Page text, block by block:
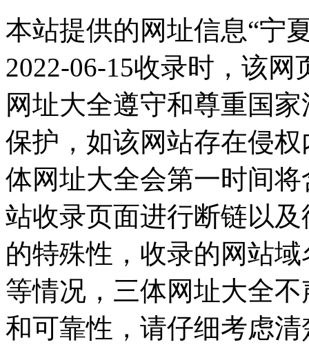
本站提供的网址信息“宁
2022-06-15收录时，该
网址大全遵守和尊重国
保护，如该网站存在侵
体网址大全会第一时间
站收录页面进行断链以
的特殊性，收录的网站
等情况，三体网址大全
和可靠性，请仔细考虑